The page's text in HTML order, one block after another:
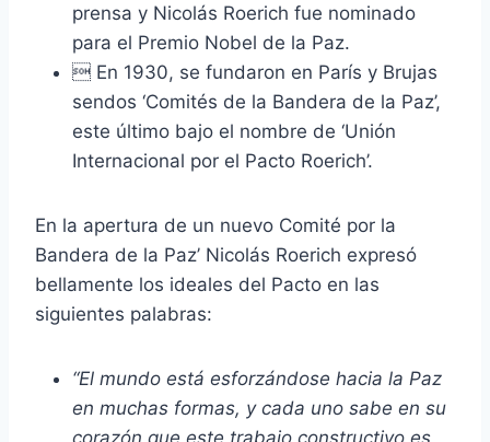
prensa y Nicolás Roerich fue nominado
para el Premio Nobel de la Paz.
 En 1930, se fundaron en París y Brujas
sendos ‘Comités de la Bandera de la Paz’,
este último bajo el nombre de ‘Unión
Internacional por el Pacto Roerich’.
En la apertura de un nuevo Comité por la
Bandera de la Paz’ Nicolás Roerich expresó
bellamente los ideales del Pacto en las
siguientes palabras:
“El mundo está esforzándose hacia la Paz
en muchas formas, y cada uno sabe en su
corazón que este trabajo constructivo es